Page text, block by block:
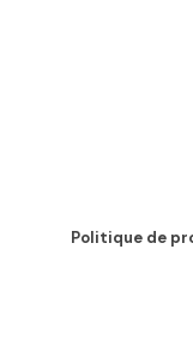
Politique de